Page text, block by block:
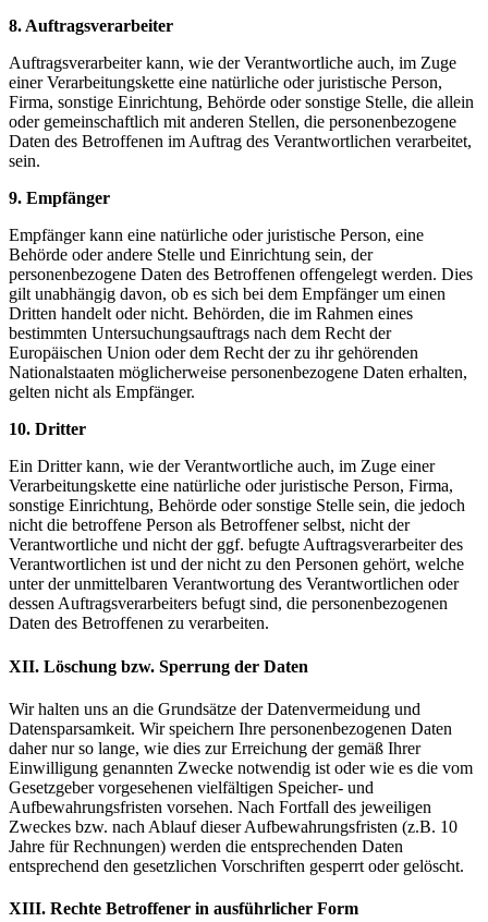
8. Auftragsverarbeiter
Auftragsverarbeiter kann, wie der Verantwortliche auch, im Zuge
einer Verarbeitungskette eine natürliche oder juristische Person,
Firma, sonstige Einrichtung, Behörde oder sonstige Stelle, die allein
oder gemeinschaftlich mit anderen Stellen, die personenbezogene
Daten des Betroffenen im Auftrag des Verantwortlichen verarbeitet,
sein.
9. Empfänger
Empfänger kann eine natürliche oder juristische Person, eine
Behörde oder andere Stelle und Einrichtung sein, der
personenbezogene Daten des Betroffenen offengelegt werden. Dies
gilt unabhängig davon, ob es sich bei dem Empfänger um einen
Dritten handelt oder nicht. Behörden, die im Rahmen eines
bestimmten Untersuchungsauftrags nach dem Recht der
Europäischen Union oder dem Recht der zu ihr gehörenden
Nationalstaaten möglicherweise personenbezogene Daten erhalten,
gelten nicht als Empfänger.
10. Dritter
Ein Dritter kann, wie der Verantwortliche auch, im Zuge einer
Verarbeitungskette eine natürliche oder juristische Person, Firma,
sonstige Einrichtung, Behörde oder sonstige Stelle sein, die jedoch
nicht die betroffene Person als Betroffener selbst, nicht der
Verantwortliche und nicht der ggf. befugte Auftragsverarbeiter des
Verantwortlichen ist und der nicht zu den Personen gehört, welche
unter der unmittelbaren Verantwortung des Verantwortlichen oder
dessen Auftragsverarbeiters befugt sind, die personenbezogenen
Daten des Betroffenen zu verarbeiten.
XII. Löschung bzw. Sperrung der Daten
Wir halten uns an die Grundsätze der Datenvermeidung und
Datensparsamkeit. Wir speichern Ihre personenbezogenen Daten
daher nur so lange, wie dies zur Erreichung der gemäß Ihrer
Einwilligung genannten Zwecke notwendig ist oder wie es die vom
Gesetzgeber vorgesehenen vielfältigen Speicher- und
Aufbewahrungsfristen vorsehen. Nach Fortfall des jeweiligen
Zweckes bzw. nach Ablauf dieser Aufbewahrungsfristen (z.B. 10
Jahre für Rechnungen) werden die entsprechenden Daten
entsprechend den gesetzlichen Vorschriften gesperrt oder gelöscht.
XIII. Rechte Betroffener in ausführlicher Form